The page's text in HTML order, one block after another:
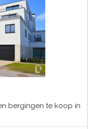
bergingen te koop in